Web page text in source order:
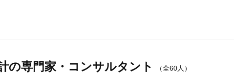
の専門家・コンサルタント （全60人）